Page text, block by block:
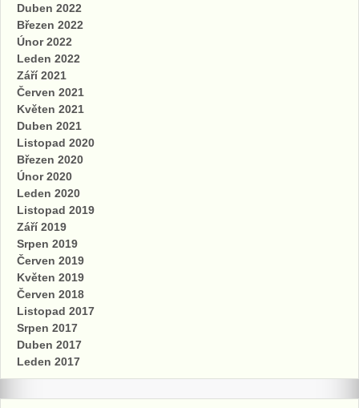
Duben 2022
Březen 2022
Únor 2022
Leden 2022
Září 2021
Červen 2021
Květen 2021
Duben 2021
Listopad 2020
Březen 2020
Únor 2020
Leden 2020
Listopad 2019
Září 2019
Srpen 2019
Červen 2019
Květen 2019
Červen 2018
Listopad 2017
Srpen 2017
Duben 2017
Leden 2017